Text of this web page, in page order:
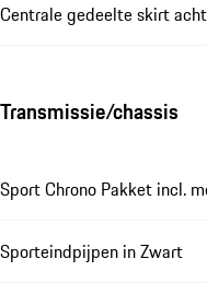
Centrale gedeelte skirt
Transmissie/chassis
Sport Chrono Pakket incl.
Sporteindpijpen in Zwart